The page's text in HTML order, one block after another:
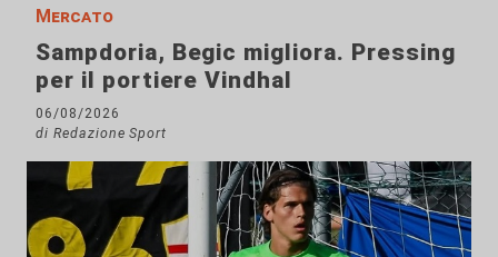
Mercato
Sampdoria, Begic migliora. Pressing
per il portiere Vindhal
06/08/2026
di Redazione Sport